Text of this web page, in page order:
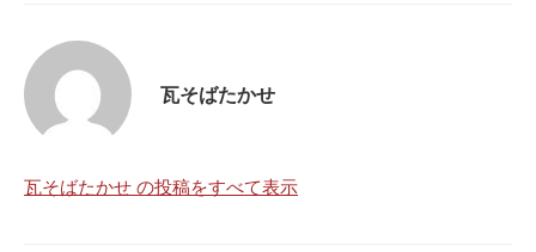
瓦そばたかせ
瓦そばたかせ の投稿をすべて表示